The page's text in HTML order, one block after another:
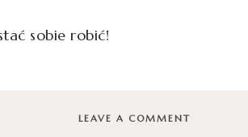
sobie robić!
LEAVE A COMMENT